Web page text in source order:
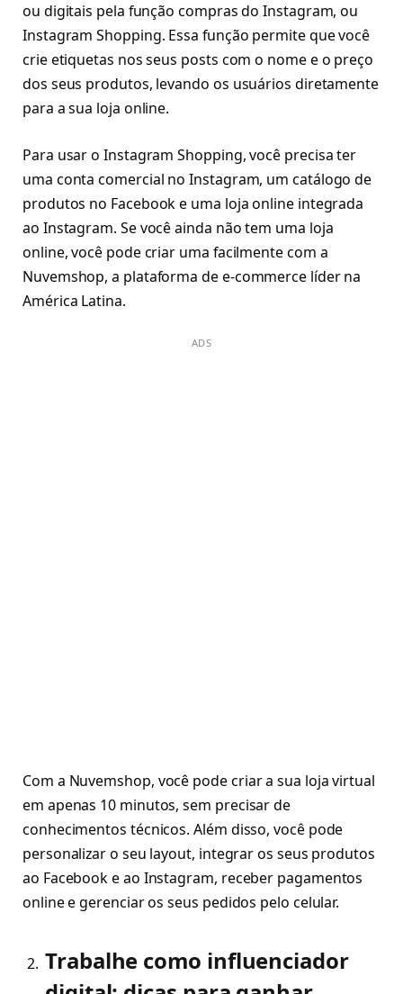
ou digitais pela função compras do Instagram, ou
Instagram Shopping. Essa função permite que você
crie etiquetas nos seus posts com o nome e o preço
dos seus produtos, levando os usuários diretamente
para a sua loja online.
Para usar o Instagram Shopping, você precisa ter
uma conta comercial no Instagram, um catálogo de
produtos no Facebook e uma loja online integrada
ao Instagram. Se você ainda não tem uma loja
online, você pode criar uma facilmente com a
Nuvemshop, a plataforma de e-commerce líder na
América Latina.
ADS
Com a Nuvemshop, você pode criar a sua loja virtual
em apenas 10 minutos, sem precisar de
conhecimentos técnicos. Além disso, você pode
personalizar o seu layout, integrar os seus produtos
ao Facebook e ao Instagram, receber pagamentos
online e gerenciar os seus pedidos pelo celular.
Trabalhe como influenciador